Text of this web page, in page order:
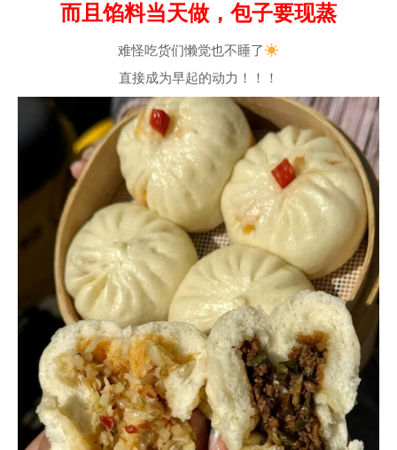
而且馅料当天做，包子要现蒸
难怪吃货们懒觉也不睡了
直接成为早起的动力！！！